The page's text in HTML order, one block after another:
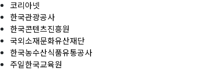
코리아넷
한국관광공사
한국콘텐츠진흥원
국외소재문화유산재단
한국농수산식품유통공사
주일한국교육원